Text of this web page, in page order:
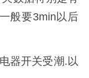
般要3min以后
器开关受潮.以